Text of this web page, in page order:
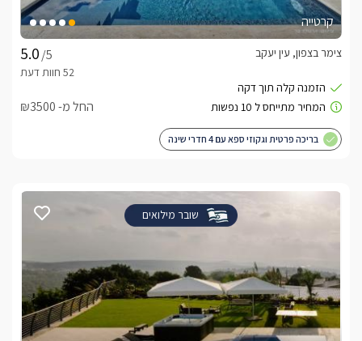
קרטייה
/5
צימר בצפון, עין יעקב
החל מ- ₪3500
בריכה פרטית וגקוזי ספא עם 4 חדרי שינה
שובר מילואים